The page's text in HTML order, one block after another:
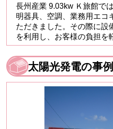
長州産業 9.03kw Ｋ旅館で
明器具、空調、業務用エコ
ただきました。その際に設
を利用し、お客様の負担を
太陽光発電の事例